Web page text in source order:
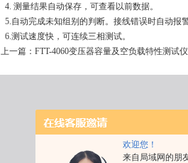
欢迎您！
来自局域网的朋
4. 测量结果自动保存，可查看以前数据。
5.自动完成未知组别的判断。接线错误时自动报警
6.测试速度快，可连续三相测试。
上一篇： FTT-4060变压器容量及空负载特性测试仪